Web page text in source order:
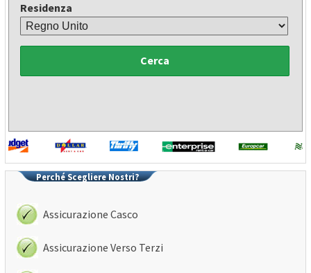
Residenza
Cerca
Perché Scegliere Nostri?
Assicurazione Casco
Assicurazione Verso Terzi